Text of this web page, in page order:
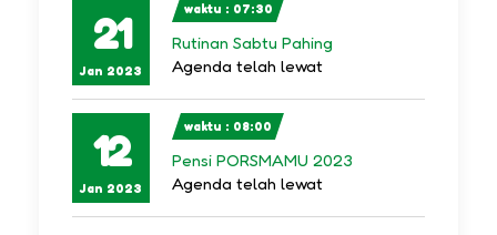
21
Jan 2023
waktu : 07:30
Rutinan Sabtu Pahing
Agenda telah lewat
12
Jan 2023
waktu : 08:00
Pensi PORSMAMU 2023
Agenda telah lewat